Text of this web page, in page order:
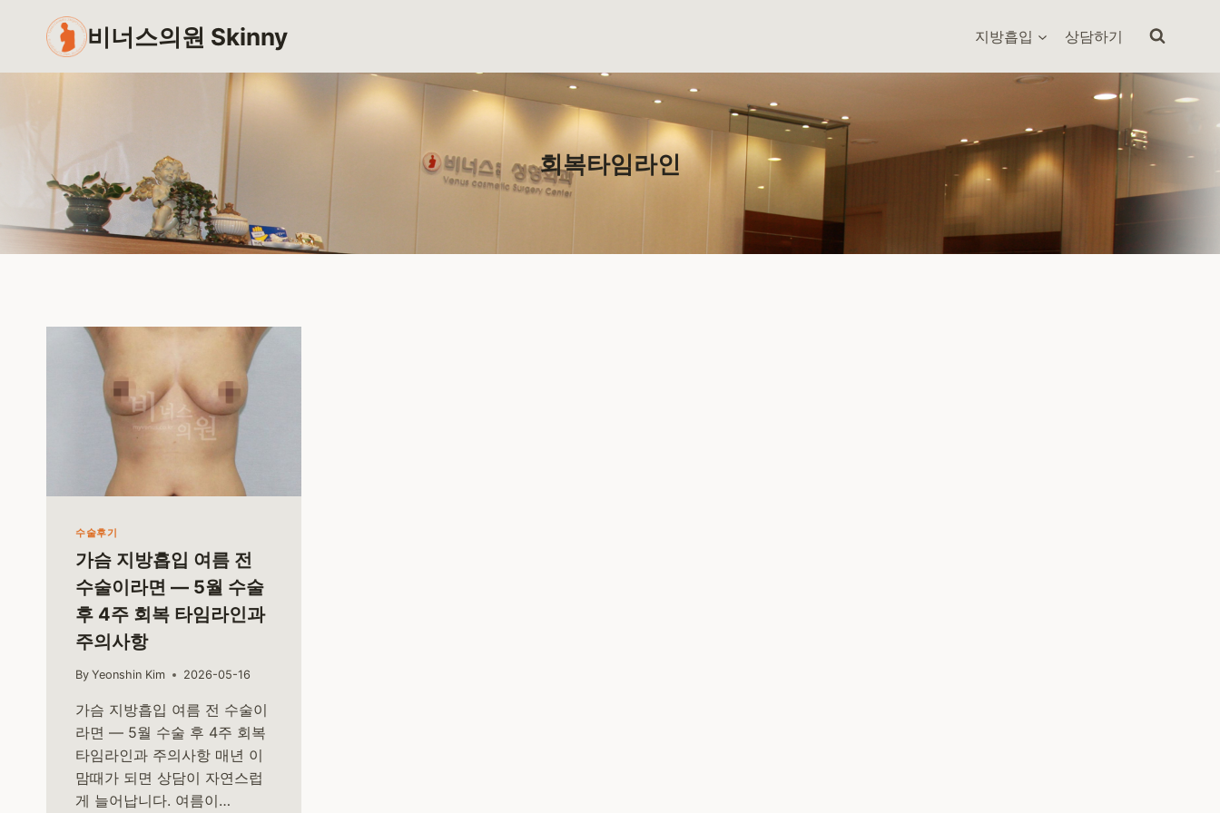
content
비너스의원 Skinny 지방흡입 상담하기
회복타임라인
수술후기
가슴 지방흡입 여름 전
수술이라면 — 5월 수술
후 4주 회복 타임라인과
주의사항
By Yeonshin Kim 2026-05-16
가슴 지방흡입 여름 전 수술이
라면 — 5월 수술 후 4주 회복
타임라인과 주의사항 매년 이
맘때가 되면 상담이 자연스럽
게 늘어납니다. 여름이…